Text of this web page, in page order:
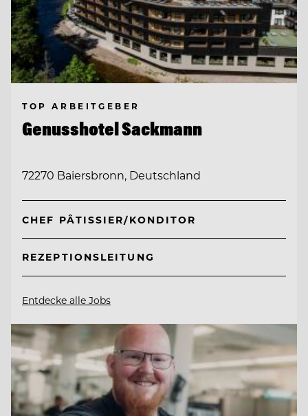
TOP ARBEITGEBER
Genusshotel Sackmann
72270 Baiersbronn, Deutschland
CHEF PÂTISSIER/KONDITOR
REZEPTIONSLEITUNG
Entdecke alle Jobs